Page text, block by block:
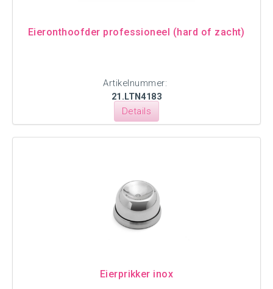
Eieronthoofder professioneel (hard of zacht)
Artikelnummer:
21.LTN4183
Details
Eierprikker inox